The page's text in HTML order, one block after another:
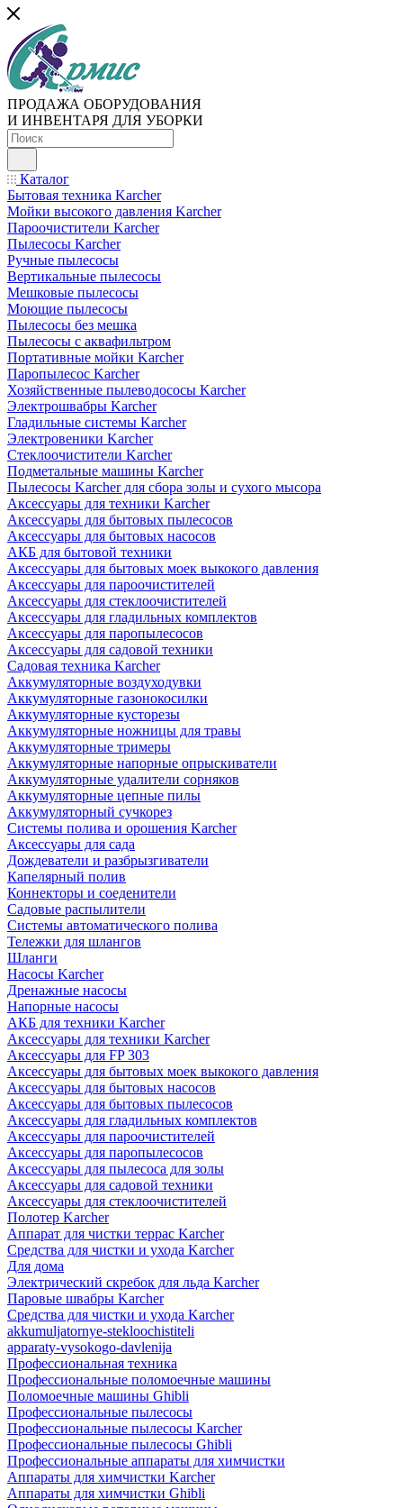
ПРОДАЖА ОБОРУДОВАНИЯ
И ИНВЕНТАРЯ ДЛЯ УБОРКИ
Каталог
Бытовая техника Karcher
Мойки высокого давления Karcher
Пароочистители Karcher
Пылесосы Karcher
Ручные пылесосы
Вертикальные пылесосы
Мешковые пылесосы
Моющие пылесосы
Пылесосы без мешка
Пылесосы с аквафильтром
Портативные мойки Karcher
Паропылесос Karcher
Хозяйственные пылеводососы Karcher
Электрошвабры Karcher
Гладильные системы Karcher
Электровеники Karcher
Стеклоочистители Karcher
Подметальные машины Karcher
Пылесосы Karcher для сбора золы и сухого мысора
Аксессуары для техники Karcher
Аксессуары для бытовых пылесосов
Аксессуары для бытовых насосов
АКБ для бытовой техники
Аксессуары для бытовых моек выкокого давления
Аксессуары для пароочистителей
Аксессуары для стеклоочистителей
Аксессуары для гладильных комплектов
Аксессуары для паропылесосов
Аксессуары для садовой техники
Садовая техника Karcher
Аккумуляторные воздуходувки
Аккумуляторные газонокосилки
Аккумуляторные кусторезы
Аккумуляторные ножницы для травы
Аккумуляторные тримеры
Аккумуляторные напорные опрыскиватели
Аккумуляторные удалители сорняков
Аккумуляторные цепные пилы
Аккумуляторный сучкорез
Системы полива и орошения Karcher
Аксессуары для сада
Дождеватели и разбрызгиватели
Капелярный полив
Коннекторы и соеденители
Садовые распылители
Системы автоматического полива
Тележки для шлангов
Шланги
Насосы Karcher
Дренажные насосы
Напорные насосы
АКБ для техники Karcher
Аксессуары для техники Karcher
Аксессуары для FP 303
Аксессуары для бытовых моек выкокого давления
Аксессуары для бытовых насосов
Аксессуары для бытовых пылесосов
Аксессуары для гладильных комплектов
Аксессуары для пароочистителей
Аксессуары для паропылесосов
Аксессуары для пылесоса для золы
Аксессуары для садовой техники
Аксессуары для стеклоочистителей
Полотер Karcher
Аппарат для чистки террас Karcher
Средства для чистки и ухода Karcher
Для дома
Электрический скребок для льда Karcher
Паровые швабры Karcher
Средства для чистки и ухода Karcher
akkumuljatornye-stekloochistiteli
apparaty-vysokogo-davlenija
Профессиональная техника
Профессиональные поломоечные машины
Поломоечные машины Ghibli
Профессиональные пылесосы
Профессиональные пылесосы Karcher
Профессиональные пылесосы Ghibli
Профессиональные аппараты для химчистки
Аппараты для химчистки Karcher
Аппараты для химчистки Ghibli